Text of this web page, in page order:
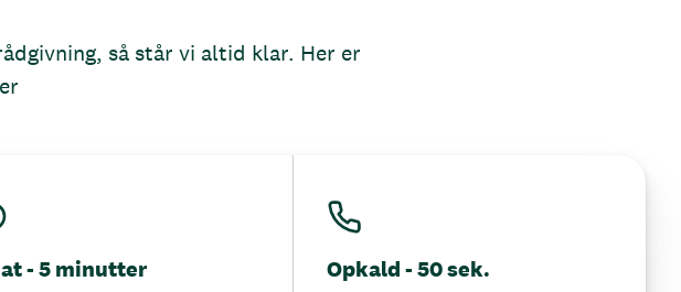
så står vi altid klar. Her er
- 5 minutter
Opkald - 50 sek.